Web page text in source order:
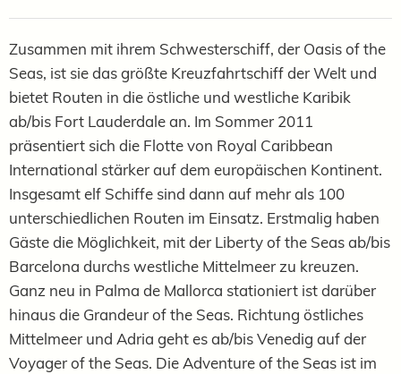
Zusammen mit ihrem Schwesterschiff, der Oasis of the
Seas, ist sie das größte Kreuzfahrtschiff der Welt und
bietet Routen in die östliche und westliche Karibik
ab/bis Fort Lauderdale an. Im Sommer 2011
präsentiert sich die Flotte von Royal Caribbean
International stärker auf dem europäischen Kontinent.
Insgesamt elf Schiffe sind dann auf mehr als 100
unterschiedlichen Routen im Einsatz. Erstmalig haben
Gäste die Möglichkeit, mit der Liberty of the Seas ab/bis
Barcelona durchs westliche Mittelmeer zu kreuzen.
Ganz neu in Palma de Mallorca stationiert ist darüber
hinaus die Grandeur of the Seas. Richtung östliches
Mittelmeer und Adria geht es ab/bis Venedig auf der
Voyager of the Seas. Die Adventure of the Seas ist im